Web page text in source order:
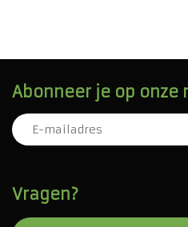
Vragen?
Abonneer je op onze